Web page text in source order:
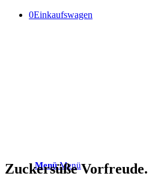
0Einkaufswagen
Menü Menü
Zuckersüße Vorfreude.